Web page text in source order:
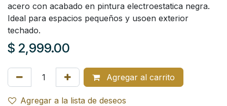
acero con acabado en pintura electroestatica negra.
Ideal para espacios pequeños y usoen exterior
techado.
$ 2,999.00
Agregar al carrito
Agregar a la lista de deseos